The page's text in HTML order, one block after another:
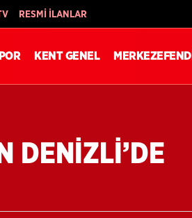
RESMİ İLANLAR
KENT GENEL MERKEZEFENDİ
DENİZLİ’DE